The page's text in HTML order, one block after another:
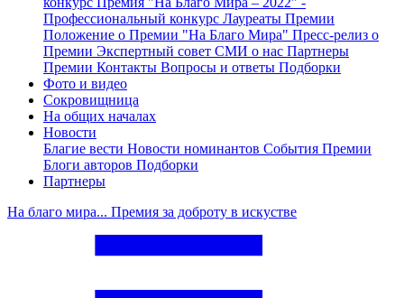
Профессиональный конкурс Лауреаты Премии
Положение о Премии "На Благо Мира" Пресс-релиз о
Премии Экспертный совет СМИ о нас Партнеры
Премии Контакты Вопросы и ответы Подборки
Фото и видео
Сокровищница
На общих началах
Новости
Благие вести Новости номинантов События Премии
Блоги авторов Подборки
Партнеры
На благо мира... Премия за доброту в искустве